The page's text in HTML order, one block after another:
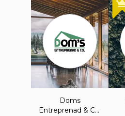
Doms
Entreprenad & Co.